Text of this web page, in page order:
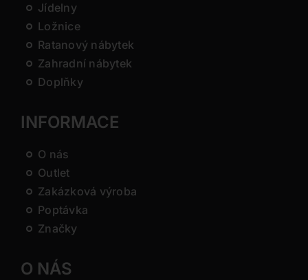
Jídelny
Ložnice
Ratanový nábytek
Zahradní nábytek
Doplňky
INFORMACE
O nás
Outlet
Zakázková výroba
Poptávka
Značky
O NÁS